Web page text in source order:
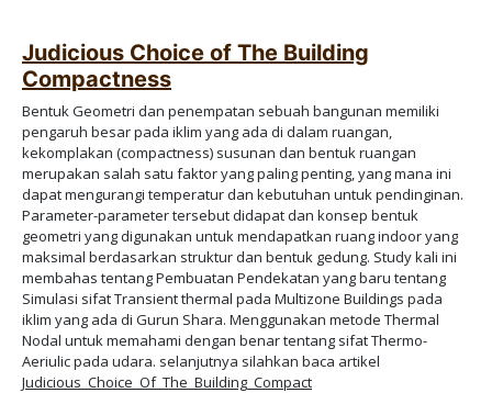
Judicious Choice of The Building
Compactness
Bentuk Geometri dan penempatan sebuah bangunan memiliki
pengaruh besar pada iklim yang ada di dalam ruangan,
kekomplakan (compactness) susunan dan bentuk ruangan
merupakan salah satu faktor yang paling penting, yang mana ini
dapat mengurangi temperatur dan kebutuhan untuk pendinginan.
Parameter-parameter tersebut didapat dan konsep bentuk
geometri yang digunakan untuk mendapatkan ruang indoor yang
maksimal berdasarkan struktur dan bentuk gedung. Study kali ini
membahas tentang Pembuatan Pendekatan yang baru tentang
Simulasi sifat Transient thermal pada Multizone Buildings pada
iklim yang ada di Gurun Shara. Menggunakan metode Thermal
Nodal untuk memahami dengan benar tentang sifat Thermo-
Aeriulic pada udara. selanjutnya silahkan baca artikel
Judicious_Choice_Of_The_Building_Compact